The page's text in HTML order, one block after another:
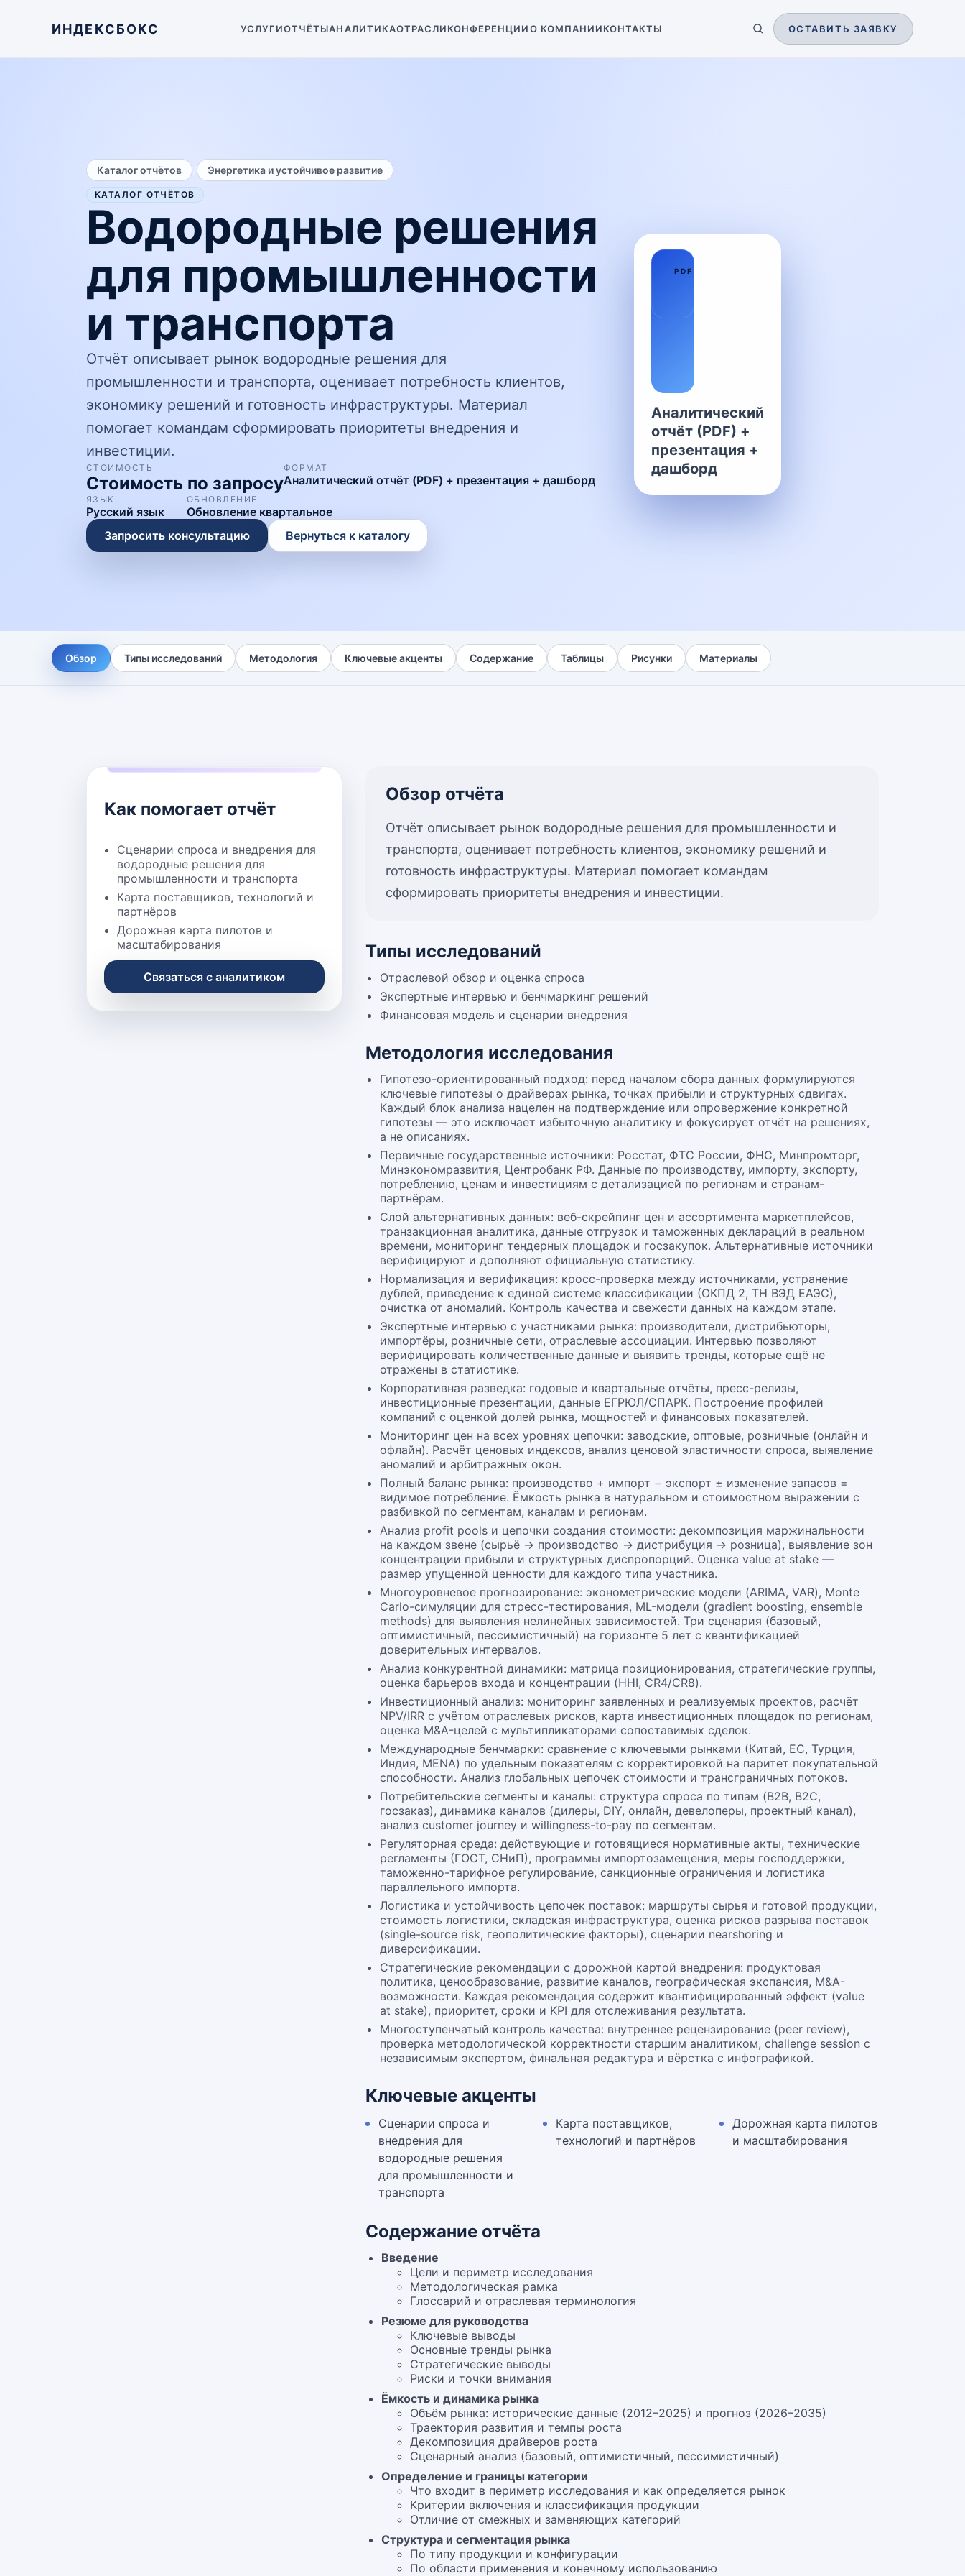
ИНДЕКСБОКС УСЛУГИОТЧЁТЫАНАЛИТИКАОТРАСЛИКОНФЕРЕНЦИИО КОМПАНИИКОНТАКТЫ ОСТАВИТЬ ЗАЯВКУ
Каталог отчётов Энергетика и устойчивое развитие
КАТАЛОГ ОТЧЁТОВ
Водородные решения
для промышленности
и транспорта
Отчёт описывает рынок водородные решения для
промышленности и транспорта, оценивает потребность клиентов,
экономику решений и готовность инфраструктуры. Материал
помогает командам сформировать приоритеты внедрения и
инвестиции.
СТОИМОСТЬ
Стоимость по запросу
ФОРМАТ
Аналитический отчёт (PDF) + презентация + дашборд
ЯЗЫК
Русский язык
ОБНОВЛЕНИЕ
Обновление квартальное
Запросить консультацию
Вернуться к каталогу
PDF
Аналитический
отчёт (PDF) +
презентация +
дашборд
Обзор Типы исследований Методология Ключевые акценты Содержание Таблицы Рисунки Материалы
Как помогает отчёт
Сценарии спроса и внедрения для
водородные решения для
промышленности и транспорта
Карта поставщиков, технологий и
партнёров
Дорожная карта пилотов и
масштабирования
Связаться с аналитиком
Обзор отчёта
Отчёт описывает рынок водородные решения для промышленности и
транспорта, оценивает потребность клиентов, экономику решений и
готовность инфраструктуры. Материал помогает командам
сформировать приоритеты внедрения и инвестиции.
Типы исследований
Отраслевой обзор и оценка спроса
Экспертные интервью и бенчмаркинг решений
Финансовая модель и сценарии внедрения
Методология исследования
Гипотезо-ориентированный подход: перед началом сбора данных формулируются
ключевые гипотезы о драйверах рынка, точках прибыли и структурных сдвигах.
Каждый блок анализа нацелен на подтверждение или опровержение конкретной
гипотезы — это исключает избыточную аналитику и фокусирует отчёт на решениях,
а не описаниях.
Первичные государственные источники: Росстат, ФТС России, ФНС, Минпромторг,
Минэкономразвития, Центробанк РФ. Данные по производству, импорту, экспорту,
потреблению, ценам и инвестициям с детализацией по регионам и странам-
партнёрам.
Слой альтернативных данных: веб-скрейпинг цен и ассортимента маркетплейсов,
транзакционная аналитика, данные отгрузок и таможенных деклараций в реальном
времени, мониторинг тендерных площадок и госзакупок. Альтернативные источники
верифицируют и дополняют официальную статистику.
Нормализация и верификация: кросс-проверка между источниками, устранение
дублей, приведение к единой системе классификации (ОКПД 2, ТН ВЭД ЕАЭС),
очистка от аномалий. Контроль качества и свежести данных на каждом этапе.
Экспертные интервью с участниками рынка: производители, дистрибьюторы,
импортёры, розничные сети, отраслевые ассоциации. Интервью позволяют
верифицировать количественные данные и выявить тренды, которые ещё не
отражены в статистике.
Корпоративная разведка: годовые и квартальные отчёты, пресс-релизы,
инвестиционные презентации, данные ЕГРЮЛ/СПАРК. Построение профилей
компаний с оценкой долей рынка, мощностей и финансовых показателей.
Мониторинг цен на всех уровнях цепочки: заводские, оптовые, розничные (онлайн и
офлайн). Расчёт ценовых индексов, анализ ценовой эластичности спроса, выявление
аномалий и арбитражных окон.
Полный баланс рынка: производство + импорт − экспорт ± изменение запасов =
видимое потребление. Ёмкость рынка в натуральном и стоимостном выражении с
разбивкой по сегментам, каналам и регионам.
Анализ profit pools и цепочки создания стоимости: декомпозиция маржинальности
на каждом звене (сырьё → производство → дистрибуция → розница), выявление зон
концентрации прибыли и структурных диспропорций. Оценка value at stake —
размер упущенной ценности для каждого типа участника.
Многоуровневое прогнозирование: эконометрические модели (ARIMA, VAR), Monte
Carlo-симуляции для стресс-тестирования, ML-модели (gradient boosting, ensemble
methods) для выявления нелинейных зависимостей. Три сценария (базовый,
оптимистичный, пессимистичный) на горизонте 5 лет с квантификацией
доверительных интервалов.
Анализ конкурентной динамики: матрица позиционирования, стратегические группы,
оценка барьеров входа и концентрации (HHI, CR4/CR8).
Инвестиционный анализ: мониторинг заявленных и реализуемых проектов, расчёт
NPV/IRR с учётом отраслевых рисков, карта инвестиционных площадок по регионам,
оценка M&A-целей с мультипликаторами сопоставимых сделок.
Международные бенчмарки: сравнение с ключевыми рынками (Китай, ЕС, Турция,
Индия, MENA) по удельным показателям с корректировкой на паритет покупательной
способности. Анализ глобальных цепочек стоимости и трансграничных потоков.
Потребительские сегменты и каналы: структура спроса по типам (B2B, B2C,
госзаказ), динамика каналов (дилеры, DIY, онлайн, девелоперы, проектный канал),
анализ customer journey и willingness-to-pay по сегментам.
Регуляторная среда: действующие и готовящиеся нормативные акты, технические
регламенты (ГОСТ, СНиП), программы импортозамещения, меры господдержки,
таможенно-тарифное регулирование, санкционные ограничения и логистика
параллельного импорта.
Логистика и устойчивость цепочек поставок: маршруты сырья и готовой продукции,
стоимость логистики, складская инфраструктура, оценка рисков разрыва поставок
(single-source risk, геополитические факторы), сценарии nearshoring и
диверсификации.
Стратегические рекомендации с дорожной картой внедрения: продуктовая
политика, ценообразование, развитие каналов, географическая экспансия, M&A-
возможности. Каждая рекомендация содержит квантифицированный эффект (value
at stake), приоритет, сроки и KPI для отслеживания результата.
Многоступенчатый контроль качества: внутреннее рецензирование (peer review),
проверка методологической корректности старшим аналитиком, challenge session с
независимым экспертом, финальная редактура и вёрстка с инфографикой.
Ключевые акценты
Сценарии спроса и
внедрения для
водородные решения
для промышленности и
транспорта
Карта поставщиков,
технологий и партнёров
Дорожная карта пилотов
и масштабирования
Содержание отчёта
Введение
Цели и периметр исследования
Методологическая рамка
Глоссарий и отраслевая терминология
Резюме для руководства
Ключевые выводы
Основные тренды рынка
Стратегические выводы
Риски и точки внимания
Ёмкость и динамика рынка
Объём рынка: исторические данные (2012–2025) и прогноз (2026–2035)
Траектория развития и темпы роста
Декомпозиция драйверов роста
Сценарный анализ (базовый, оптимистичный, пессимистичный)
Определение и границы категории
Что входит в периметр исследования и как определяется рынок
Критерии включения и классификация продукции
Отличие от смежных и заменяющих категорий
Структура и сегментация рынка
По типу продукции и конфигурации
По области применения и конечному использованию